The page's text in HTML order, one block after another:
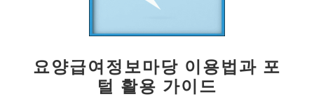
요양급여정보마당 이용법과 포
털 활용 가이드